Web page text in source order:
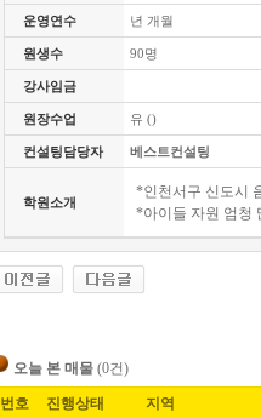
운영연수 년 개월
원생수 90명
강사임금
원장수업 유 ()
컨설팅담당자 베스트컨설팅
학원소개
*인천서구 신도시
*아이들 자원 엄청
오늘 본 매물 (0건)
번호 진행상태 지역